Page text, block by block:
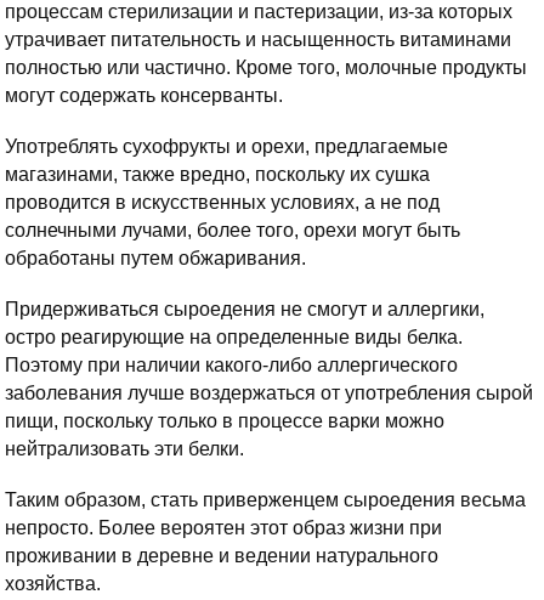
процессам стерилизации и пастеризации, из-за которых
утрачивает питательность и насыщенность витаминами
полностью или частично. Кроме того, молочные продукты
могут содержать консерванты.
Употреблять сухофрукты и орехи, предлагаемые
магазинами, также вредно, поскольку их сушка
проводится в искусственных условиях, а не под
солнечными лучами, более того, орехи могут быть
обработаны путем обжаривания.
Придерживаться сыроедения не смогут и аллергики,
остро реагирующие на определенные виды белка.
Поэтому при наличии какого-либо аллергического
заболевания лучше воздержаться от употребления сырой
пищи, поскольку только в процессе варки можно
нейтрализовать эти белки.
Таким образом, стать приверженцем сыроедения весьма
непросто. Более вероятен этот образ жизни при
проживании в деревне и ведении натурального
хозяйства.